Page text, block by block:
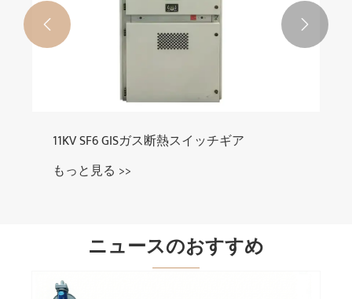
MV真空回路ブレーカー
11KV SF6 GISガス断
 
ニュースのおすすめ